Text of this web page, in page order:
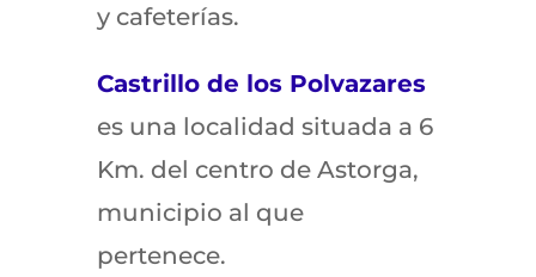
y cafeterías.
Castrillo de los Polvazares
es una localidad situada a 6
Km. del centro de Astorga,
municipio al que
pertenece.